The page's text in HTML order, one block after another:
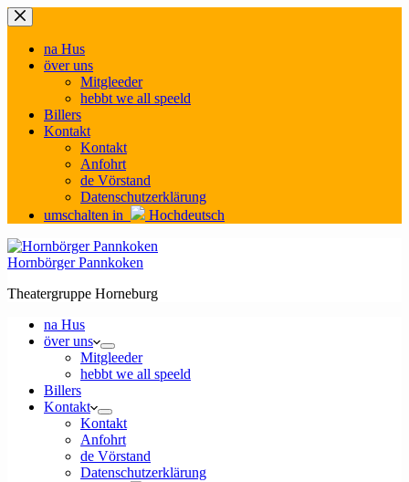
Zum
Inhalt
springenna Hus
över uns
Mitgleeder
hebbt we all speeld
Billers
Kontakt
Kontakt
Anfohrt
de Vörstand
Datenschutzerklärung
umschalten in
Hochdeutsch
Hornbörger Pannkoken
Theatergruppe Horneburg
na Hus
över uns
Mitgleeder
hebbt we all speeld
Billers
Kontakt
Kontakt
Anfohrt
de Vörstand
Datenschutzerklärung